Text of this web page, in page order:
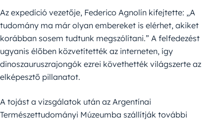
Az expedíció vezetője, Federico Agnolín kifejtette: „A
tudomány ma már olyan embereket is elérhet, akiket
korábban sosem tudtunk megszólítani.” A felfedezést
ugyanis élőben közvetítették az interneten, így
dinoszauruszrajongók ezrei követhették világszerte az
elképesztő pillanatot.
A tojást a vizsgálatok után az Argentínai
Természettudományi Múzeumba szállítják további